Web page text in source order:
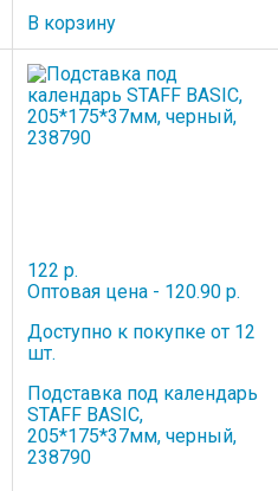
В корзину
122 р.
Оптовая цена - 120.90 р.
Доступно к покупке от 12
шт.
Подставка под календарь
STAFF BASIC,
205*175*37мм, черный,
238790